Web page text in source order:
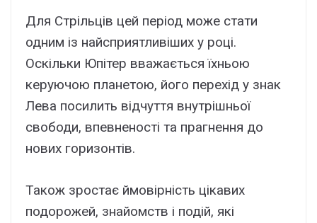
Для Стрільців цей період може стати
одним із найсприятливіших у році.
Оскільки Юпітер вважається їхньою
керуючою планетою, його перехід у знак
Лева посилить відчуття внутрішньої
свободи, впевненості та прагнення до
нових горизонтів.
Також зростає ймовірність цікавих
подорожей, знайомств і подій, які